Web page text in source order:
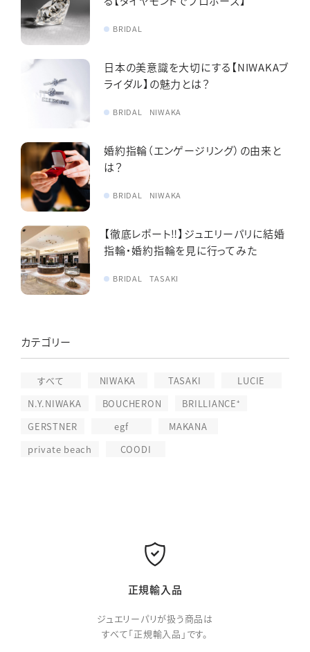
BRIDAL
日本の美意識を大切にする【NIWAKAブ
ライダル】の魅力とは？
BRIDAL NIWAKA
婚約指輪（エンゲージリング）の由来と
は？
BRIDAL NIWAKA
【徹底レポート‼︎】ジュエリーパリに結婚
指輪・婚約指輪を見に行ってみた
BRIDAL TASAKI
カテゴリー
すべて NIWAKA TASAKI
LUCIE
N.Y.NIWAKA
BOUCHERON
BRILLIANCE⁺
GERSTNER
egf
MAKANA
private beach
COODI
正規輸入品
ジュエリーパリが扱う商品は
すべて「正規輸入品」です。